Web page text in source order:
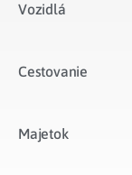
Vozidlá​
Cestovanie
Majetok​